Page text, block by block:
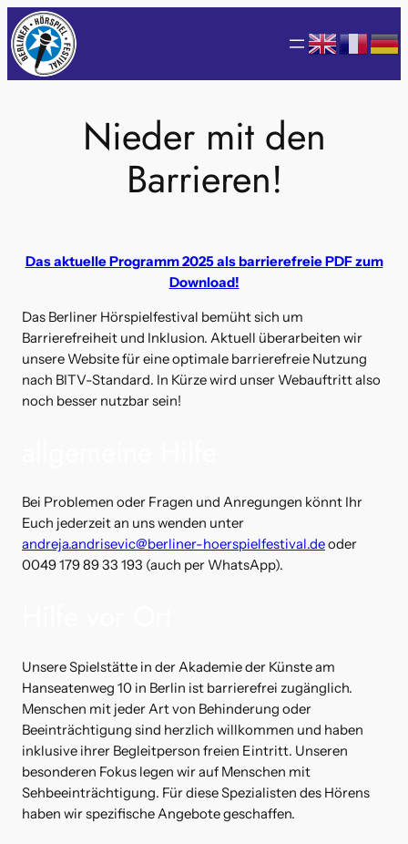
Zum
Inhalt
springen
Nieder mit den
Barrieren!
Das aktuelle Programm 2025 als barrierefreie PDF zum
Download!
Das Berliner Hörspielfestival bemüht sich um
Barrierefreiheit und Inklusion. Aktuell überarbeiten wir
unsere Website für eine optimale barrierefreie Nutzung
nach BITV-Standard. In Kürze wird unser Webauftritt also
noch besser nutzbar sein!
Bei Problemen oder Fragen und Anregungen könnt Ihr
Euch jederzeit an uns wenden unter
andreja.andrisevic@berliner-hoerspielfestival.deoder
0049 179 89 33 193 (auch per WhatsApp).
Unsere Spielstätte in der Akademie der Künste am
Hanseatenweg 10 in Berlin ist barrierefrei zugänglich.
Menschen mit jeder Art von Behinderung oder
Beeinträchtigung sind herzlich willkommen und haben
inklusive ihrer Begleitperson freien Eintritt. Unseren
besonderen Fokus legen wir auf Menschen mit
Sehbeeinträchtigung. Für diese Spezialisten des Hörens
haben wir spezifische Angebote geschaffen.